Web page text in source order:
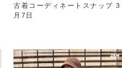
古着コーディネートスナップ 3
月7日